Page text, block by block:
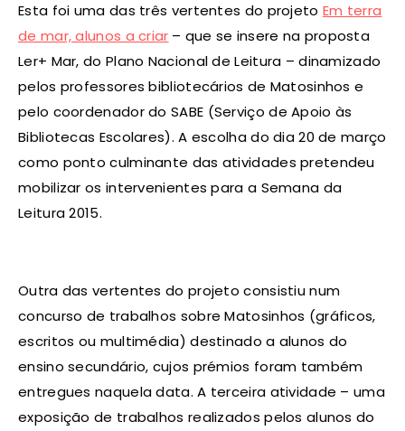
Esta foi uma das três vertentes do projeto Em terra
de mar, alunos a criar – que se insere na proposta
Ler+ Mar, do Plano Nacional de Leitura – dinamizado
pelos professores bibliotecários de Matosinhos e
pelo coordenador do SABE (Serviço de Apoio às
Bibliotecas Escolares). A escolha do dia 20 de março
como ponto culminante das atividades pretendeu
mobilizar os intervenientes para a Semana da
Leitura 2015.
Outra das vertentes do projeto consistiu num
concurso de trabalhos sobre Matosinhos (gráficos,
escritos ou multimédia) destinado a alunos do
ensino secundário, cujos prémios foram também
entregues naquela data. A terceira atividade – uma
exposição de trabalhos realizados pelos alunos do